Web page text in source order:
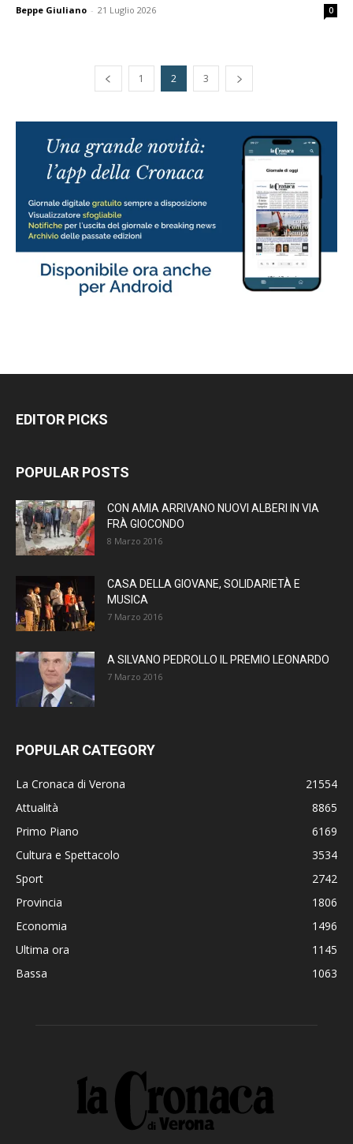
Beppe Giuliano - 21 Luglio 2026 0
1 2 3
EDITOR PICKS
POPULAR POSTS
CON AMIA ARRIVANO NUOVI ALBERI IN VIA
FRÀ GIOCONDO
8 Marzo 2016
CASA DELLA GIOVANE, SOLIDARIETÀ E
MUSICA
7 Marzo 2016
A SILVANO PEDROLLO IL PREMIO LEONARDO
7 Marzo 2016
POPULAR CATEGORY
La Cronaca di Verona
21554
Attualità
8865
Primo Piano
6169
Cultura e Spettacolo
3534
Sport
2742
Provincia
1806
Economia
1496
Ultima ora
1145
Bassa
1063